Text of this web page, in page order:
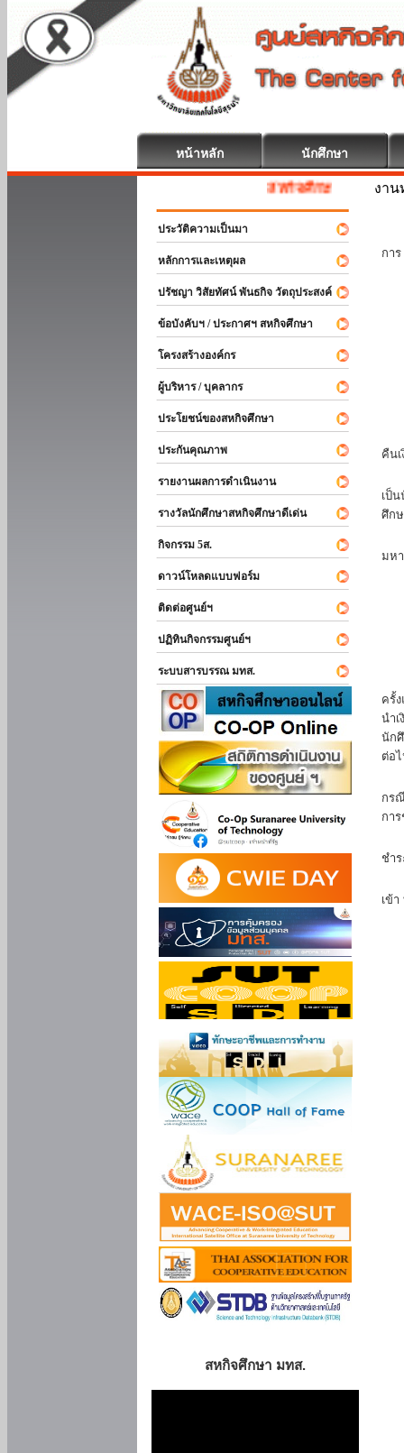
หน้าหลัก นักศึกษา
สหกิจศึกษา ยินดีต้อนรับ
ประวัติความเป็นมา
หลักการและเหตุผล
ปรัชญา วิสัยทัศน์ พันธกิจ วัตถุประสงค์
ข้อบังคับฯ / ประกาศฯ สหกิจศึกษา
โครงสร้างองค์กร
ผู้บริหาร / บุคลากร
ประโยชน์ของสหกิจศึกษา
ประกันคุณภาพ
รายงานผลการดำเนินงาน
รางวัลนักศึกษาสหกิจศึกษาดีเด่น
กิจกรรม 5ส.
ดาวน์โหลดแบบฟอร์ม
ติดต่อศูนย์ฯ
ปฏิทินกิจกรรมศูนย์ฯ
ระบบสารบรรณ มทส.
สหกิจศึกษา มทส.
งา
กา
คืน
เป็
ศึก
มห
ครั้
นำ
นัก
ต่อ
กร
กา
ชำ
เข้